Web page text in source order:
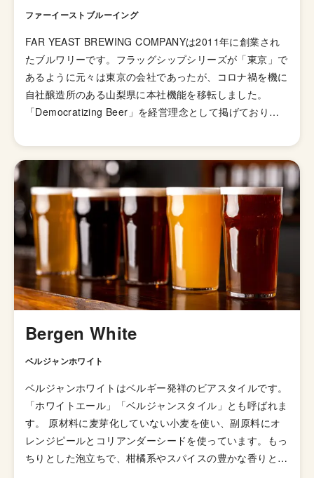
ファーイーストブルーイング
FAR YEAST BREWING COMPANYは2011年に創業され
たブルワリーです。フラッグシップシリーズが「東京」で
あるように元々は東京の会社であったが、コロナ禍を機に
自社醸造所のある山梨県に本社機能を移転しました。
「Democratizing Beer」を経営理念として掲げており、
まったビールに、ワインや日本酒のような多様性を取り戻
したいという想いで運営されています。 ビールの会社に
しては珍しく、最近のスタートアップのようにVISIONや
行動指針が定義され、会社のサイトにも掲載されていま
す。五反田、熱海、福岡に直営レストランを持ち、五反田
には醸造所も併設されています。
Bergen White
ベルジャンホワイト
ベルジャンホワイトはベルギー発祥のビアスタイルです。
「ホワイトエール」「ベルジャンスタイル」とも呼ばれま
す。 原材料に麦芽化していない小麦を使い、副原料にオ
レンジピールとコリアンダーシードを使っています。もっ
ちりとした泡立ちで、柑橘系やスパイスの豊かな香りと柔